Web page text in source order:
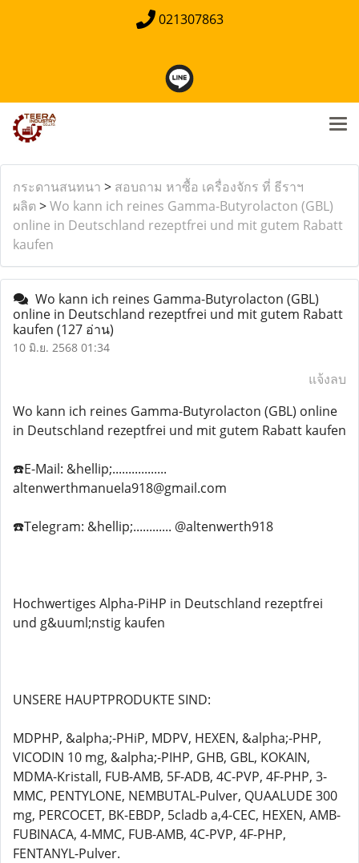
021307863
กระดานสนทนา > สอบถาม หาซื้อ เครื่องจักร ที่ ธีราฯ
ผลิต >Wo kann ich reines Gamma-Butyrolacton (GBL)
online in Deutschland rezeptfrei und mit gutem Rabatt
kaufen
Wo kann ich reines Gamma-Butyrolacton (GBL)
online in Deutschland rezeptfrei und mit gutem Rabatt
kaufen (127 อ่าน)
10 มิ.ย. 2568 01:34
แจ้งลบ
Wo kann ich reines Gamma-Butyrolacton (GBL) online
in Deutschland rezeptfrei und mit gutem Rabatt kaufen
☎️E-Mail: &hellip;.................
altenwerthmanuela918@gmail.com
☎️Telegram: &hellip;............ @altenwerth918
Hochwertiges Alpha-PiHP in Deutschland rezeptfrei
und g&uuml;nstig kaufen
UNSERE HAUPTPRODUKTE SIND:
MDPHP, &alpha;-PHiP, MDPV, HEXEN, &alpha;-PHP,
VICODIN 10 mg, &alpha;-PIHP, GHB, GBL, KOKAIN,
MDMA-Kristall, FUB-AMB, 5F-ADB, 4C-PVP, 4F-PHP, 3-
MMC, PENTYLONE, NEMBUTAL-Pulver, QUAALUDE 300
mg, PERCOCET, BK-EBDP, 5cladb a,4-CEC, HEXEN, AMB-
FUBINACA, 4-MMC, FUB-AMB, 4C-PVP, 4F-PHP,
FENTANYL-Pulver.